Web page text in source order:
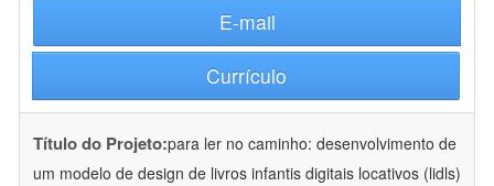
E-mail
Currículo
Título do Projeto:para ler no caminho: desenvolvimento de
um modelo de design de livros infantis digitais locativos (lidls)